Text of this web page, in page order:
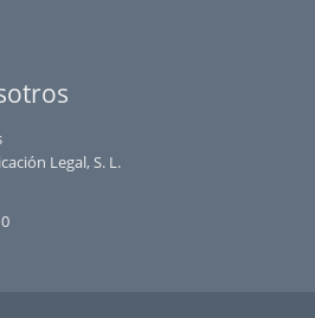
Legal, S. L.